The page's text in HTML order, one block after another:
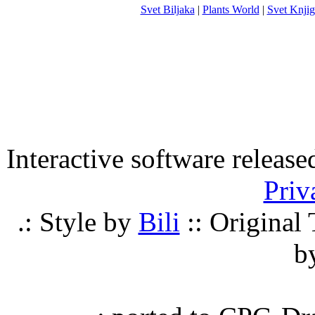
Svet Biljaka | Plants World | Svet
Interactive software
.: Style by Bili :: Original